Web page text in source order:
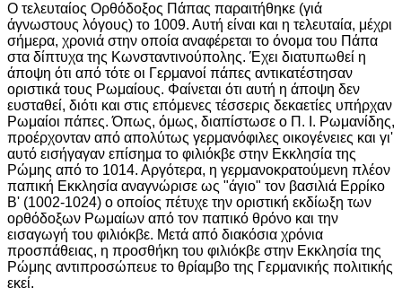
Ο τελευταίος Ορθόδοξος Πάπας παραιτήθηκε (γιά
άγνωστους λόγους) το 1009. Αυτή είναι και η τελευταία, μέχρι
σήμερα, χρονιά στην οποία αναφέρεται το όνομα του Πάπα
στα δίπτυχα της Κωνσταντινούπολης. Έχει διατυπωθεί η
άποψη ότι από τότε οι Γερμανοί πάπες αντικατέστησαν
οριστικά τους Ρωμαίους. Φαίνεται ότι αυτή η άποψη δεν
ευσταθεί, διότι και στις επόμενες τέσσερις δεκαετίες υπήρχαν
Ρωμαίοι πάπες. Όπως, όμως, διαπίστωσε ο Π. Ι. Ρωμανίδης,
προέρχονταν από απολύτως γερμανόφιλες οικογένειες και γι'
αυτό εισήγαγαν επίσημα το φιλιόκβε στην Εκκλησία της
Ρώμης από το 1014. Αργότερα, η γερμανοκρατούμενη πλέον
παπική Εκκλησία αναγνώρισε ως "άγιο" τον βασιλιά Ερρίκο
Β' (1002-1024) ο οποίος πέτυχε την οριστική εκδίωξη των
ορθόδοξων Ρωμαίων από τον παπικό θρόνο και την
εισαγωγή του φιλιόκβε. Μετά από διακόσια χρόνια
προσπάθειας, η προσθήκη του φιλιόκβε στην Εκκλησία της
Ρώμης αντιπροσώπευε το θρίαμβο της Γερμανικής πολιτικής
εκεί.